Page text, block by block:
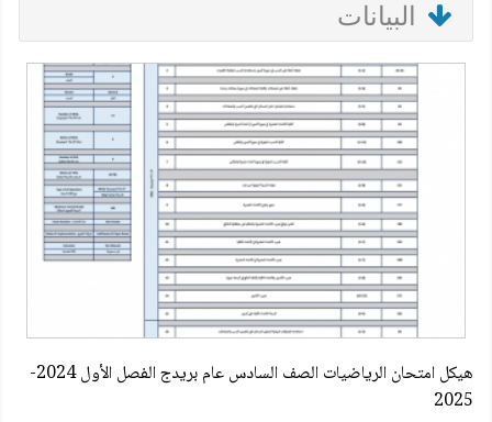
البيانات
هيكل امتحان الرياضيات الصف السادس عام بريدج الفصل الأول 2024-
2025